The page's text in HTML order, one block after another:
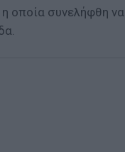
οποία συνελήφθη να